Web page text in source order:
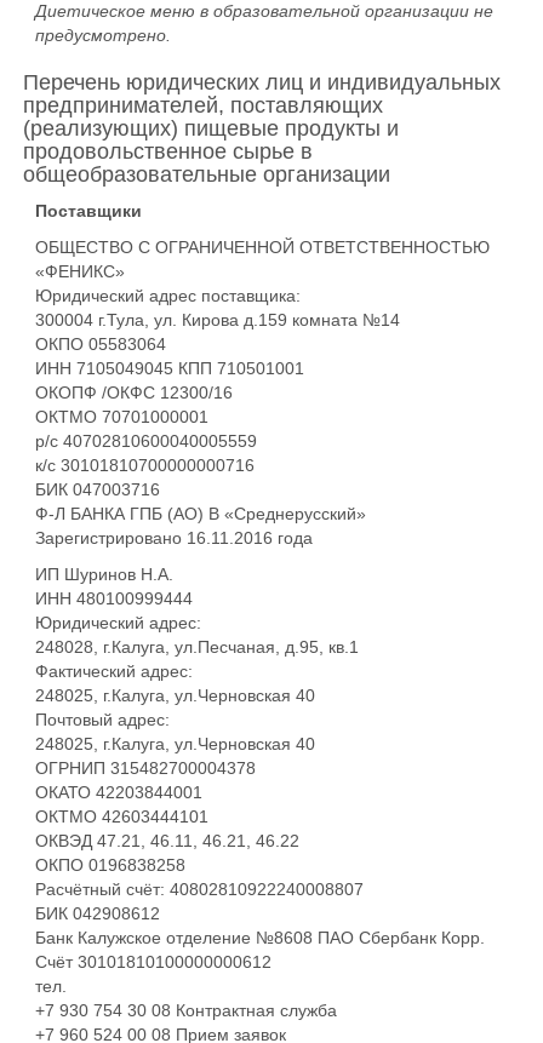
Диетическое меню в образовательной организации не
предусмотрено.
Перечень юридических лиц и индивидуальных
предпринимателей, поставляющих
(реализующих) пищевые продукты и
продовольственное сырье в
общеобразовательные организации
Поставщики
ОБЩЕСТВО С ОГРАНИЧЕННОЙ ОТВЕТСТВЕННОСТЬЮ
«ФЕНИКС»
Юридический адрес поставщика:
300004 г.Тула, ул. Кирова д.159 комната №14
ОКПО 05583064
ИНН 7105049045 КПП 710501001
ОКОПФ /ОКФС 12300/16
ОКТМО 70701000001
р/с 40702810600040005559
к/с 30101810700000000716
БИК 047003716
Ф-Л БАНКА ГПБ (АО) В «Среднерусский»
Зарегистрировано 16.11.2016 года
ИП Шуринов Н.А.
ИНН 480100999444
Юридический адрес:
248028, г.Калуга, ул.Песчаная, д.95, кв.1
Фактический адрес:
248025, г.Калуга, ул.Черновская 40
Почтовый адрес:
248025, г.Калуга, ул.Черновская 40
ОГРНИП 315482700004378
ОКАТО 42203844001
ОКТМО 42603444101
ОКВЭД 47.21, 46.11, 46.21, 46.22
ОКПО 0196838258
Расчётный счёт: 40802810922240008807
БИК 042908612
Банк Калужское отделение №8608 ПАО Сбербанк Корр.
Счёт 30101810100000000612
тел.
+7 930 754 30 08 Контрактная служба
+7 960 524 00 08 Прием заявок